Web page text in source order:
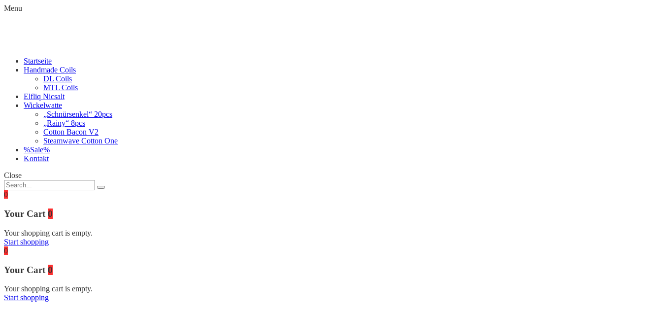
Menu
Startseite
Handmade Coils
DL Coils
MTL Coils
Elfliq Nicsalt
Wickelwatte
„Schnürsenkel“ 20pcs
„Rainy“ 8pcs
Cotton Bacon V2
Steamwave Cotton One
%Sale%
Kontakt
Close
0
Your Cart0
Your shopping cart is empty.
Start shopping
0
Your Cart 0
Your shopping cart is empty.
Start shopping